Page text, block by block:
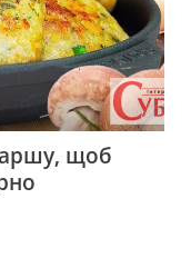
щоб